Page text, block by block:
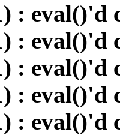
: eval()'d
: eval()'d
: eval()'d
: eval()'d
: eval()'d